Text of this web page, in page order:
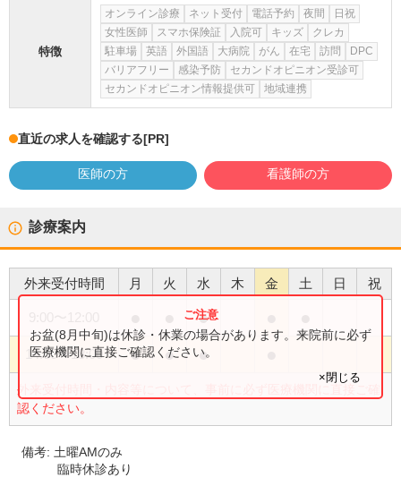
特徴
オンライン診療 ネット受付 電話予約 夜間
日祝
女性医師
スマホ保険証 入院可 キッズ
クレカ
駐車場
英語 外国語 大病院 がん 在宅 訪問
DPC
バリアフリー
感染予防
セカンドオピニオン受診可
セカンドオピニオン情報提供可
地域連携
直近の求人を確認する[PR]
医師の方 看護師の方
診療案内
外来受付時間 月 火 水 木 金 土 日 祝
●
14:00〜18:00 ● ● ●
外来受付時間・内容等について、事前に必ず医療機関に直接ご確
認ください。
お盆(8月中旬)は休診・休業の場合があります。来院前に必ず
医療機関に直接ご確認ください。
×閉じる
備考: 土曜AMのみ
臨時休診あり